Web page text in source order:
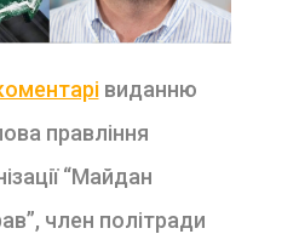
виданню
правління
“Майдан
член політради